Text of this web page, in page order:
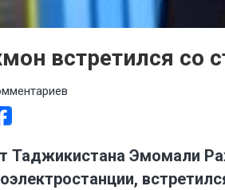
встретился со
Таджикистана Эмомали